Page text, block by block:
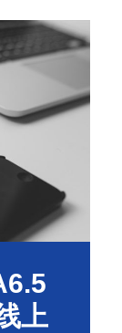
上